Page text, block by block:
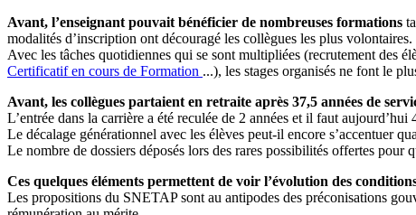
Avant, l’enseignant pouvait bénéficier de nombreuses formations
modalités d’inscription ont découragé les collègues les plus volontaires.
Avec les tâches quotidiennes qui se sont multipliées (recrutement des
Certificatif en cours de Formation ...), les stages organisés ne font le
Avant, les collègues partaient en retraite après 37,5 années de
L’entrée dans la carrière a été reculée de 2 années et il faut
Le décalage générationnel avec les élèves peut-il encore s’accentuer
Le nombre de dossiers déposés lors des rares possibilités offertes
Ces quelques éléments permettent de voir l’évolution des
Les propositions du SNETAP sont au antipodes des préconisations